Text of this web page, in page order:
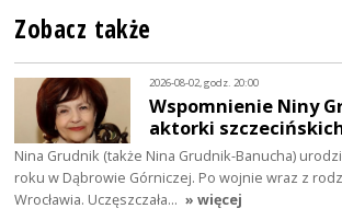
Zobacz także
2026-08-02, godz. 20:00
Wspomnienie Niny
aktorki
Nina Grudnik (także Nina Grudnik-Banucha)
roku w Dąbrowie Górniczej. Po wojnie wraz z
Wrocławia. Uczęszczała… » więcej